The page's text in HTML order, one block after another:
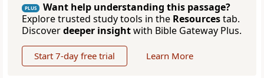
PLUS
Want help understanding this passage?
Explore trusted study tools in the Resourcestab.
Discoverdeeper insightwith Bible Gateway Plus.
Start 7-day free trial Learn More